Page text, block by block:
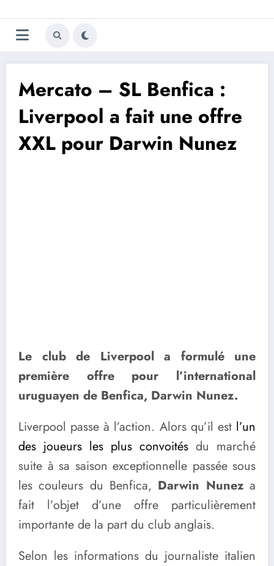
au
contenu
Trivela
L'actualité du football
Mercato – SL Benfica :
Liverpool a fait une offre
XXL pour Darwin Nunez
Le club de Liverpool a formulé une
première offre pour l’international
uruguayen de Benfica, Darwin Nunez.
Liverpool passe à l’action. Alors qu’il est l’un
des joueurs les plus convoités du marché
suite à sa saison exceptionnelle passée sous
les couleurs du Benfica, Darwin Nuneza
fait l’objet d’une offre particulièrement
importante de la part du club anglais.
Selon les informations du journaliste italien